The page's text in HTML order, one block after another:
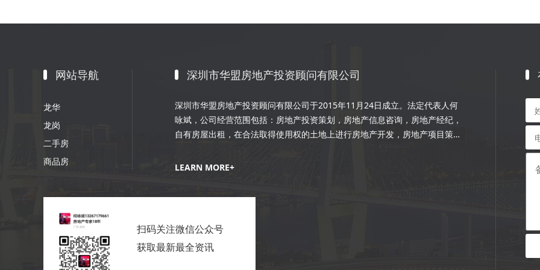
网站导航
龙华
龙岗
二手房
商品房
深圳市华盟房地产投资顾问有限公司
深圳市华盟房地产投资顾问有限公司于2015年11月24日成立。法定代表人何
咏斌，公司经营范围包括：房地产投资策划，房地产信息咨询，房地产经纪，
自有房屋出租，在合法取得使用权的土地上进行房地产开发，房地产项目策
销策划等。
LEARN MORE+
扫码关注微信公众号
获取最新最全资讯